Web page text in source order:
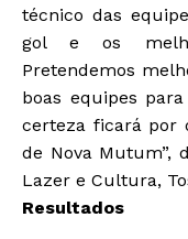
técnico das
gol e os
Pretendemos
boas equipes
certeza ficará por
de Nova Mutum”,
Lazer e Cultura,
Resultados